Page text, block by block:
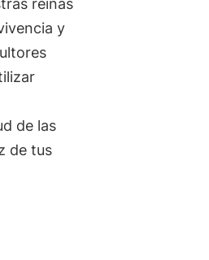
reinas
y
de las
de tus